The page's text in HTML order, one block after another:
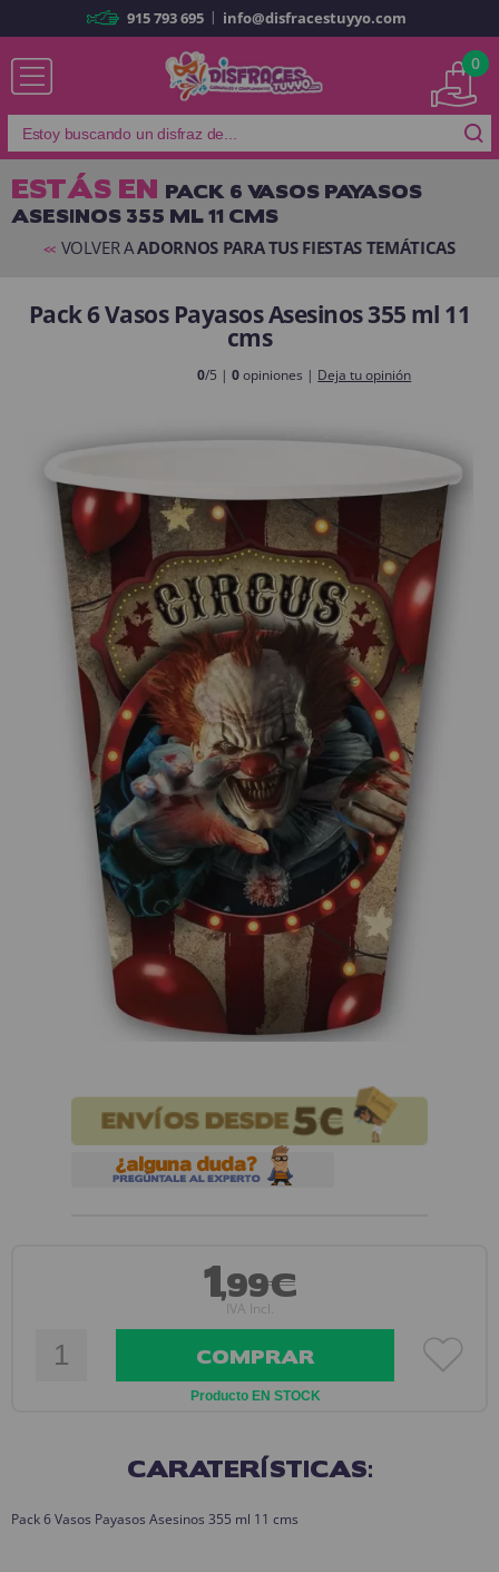
Ya soy cliente
Recordarme ¿Olvidó su contraseña?
Es mi primera vez
Soy nuevo
compras rápidamente en nuestra tienda virtual, revisar el estado de tus
¡Adelante! Te estabamos esperando.
CREAR CUENTA
915 793 695 | info@disfracestuyyo.com
0
ESTÁS EN PACK 6 VASOS PAYASOS
ASESINOS 355 ML 11 CMS
<< VOLVER AADORNOS PARA TUS FIESTAS TEMÁTICAS
Pack 6 Vasos Payasos Asesinos 355 ml 11
cms
0/5 |0opiniones | Deja tu opinión
1,99€
IVA Incl.
COMPRAR
Producto EN STOCK
CARATERÍSTICAS:
Pack 6 Vasos Payasos Asesinos 355 ml 11 cms